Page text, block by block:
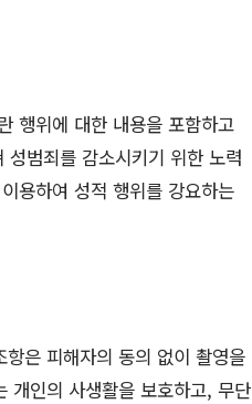
행위에 대한 내용을 포함하고
범죄를 감소시키기 위한 노력
용하여 성적 행위를 강요하는
은 피해자의 동의 없이 촬영을
개인의 사생활을 보호하고, 무단